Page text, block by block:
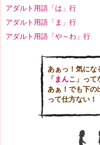
アダルト用語「は」行
アダルト用語「ま」行
アダルト用語「や～わ」行
あぁっ！気にな
「 まんこ 」って
あぁ！でも下の
って仕方ない！